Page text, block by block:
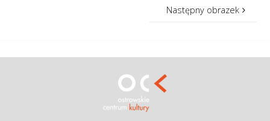
Następny obrazek